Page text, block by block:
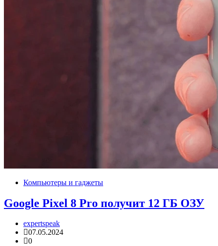
Компьютеры и гаджеты
Google Pixel 8 Pro получит 12 ГБ ОЗУ
expertspeak
07.05.2024
0